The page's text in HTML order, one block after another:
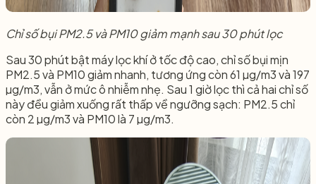
Chỉ số bụi PM2.5 và PM10 giảm mạnh sau 30 phút lọc
Sau 30 phút bật máy lọc khí ở tốc độ cao, chỉ số bụi mịn
PM2.5 và PM10 giảm nhanh, tương ứng còn 61 µg/m3 và 197
µg/m3, vẫn ở mức ô nhiễm nhẹ. Sau 1 giờ lọc thì cả hai chỉ số
này đều giảm xuống rất thấp về ngưỡng sạch: PM2.5 chỉ
còn 2 µg/m3 và PM10 là 7 µg/m3.